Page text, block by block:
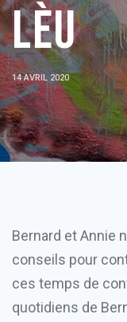
Lèu
14 AVRIL 2020
Bernard et Annie
conseils pour
ces temps de
quotidiens de